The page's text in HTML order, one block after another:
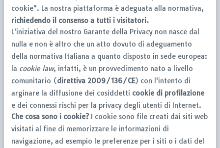
cookie". La nostra piattaforma è adeguata alla normativa,
richiedendo il consenso a tutti i visitatori.
L'iniziativa del nostro Garante della Privacy non nasce dal
nulla e non è altro che un atto dovuto di adeguamento
della normativa Italiana a quanto disposto in sede europea:
la cookie law, infatti, è un provvedimento nato a livello
comunitario (direttiva 2009/136/CE) con l'intento di
arginare la diffusione dei cosiddetti cookie di profilazione
e dei connessi rischi per la privacy degli utenti di Internet.
Che cosa sono i cookie? I cookie sono file creati dai siti web
visitati al fine di memorizzare le informazioni di
navigazione, ad esempio le preferenze per i siti o i dati del